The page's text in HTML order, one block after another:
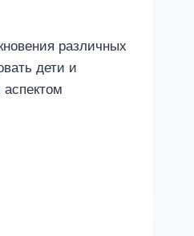
различных
дети и